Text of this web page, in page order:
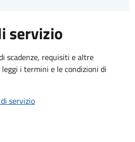
servizio
scadenze, requisiti e altre
i termini e le condizioni di
servizio